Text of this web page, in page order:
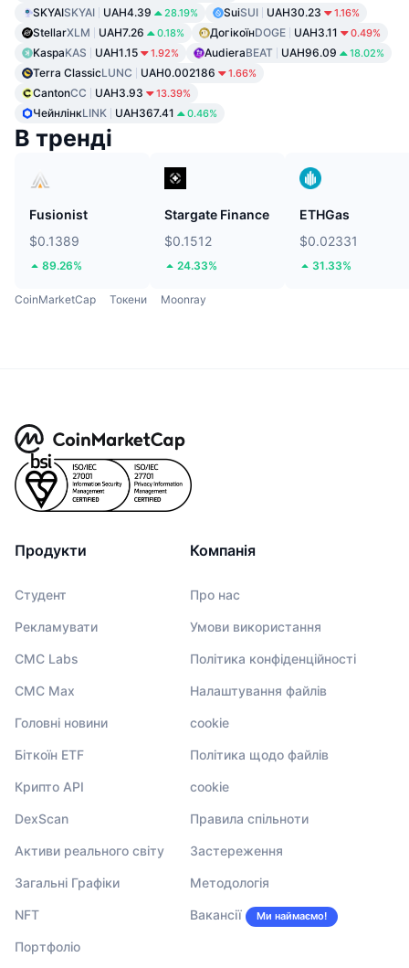
SKYAISKYAI UAH4.39 28.19% SuiSUI UAH30.23 1.16%
StellarXLM UAH7.26 0.18% ДогікоїнDOGE UAH3.11 0.49%
KaspaKAS UAH1.15 1.92% AudieraBEAT UAH96.09 18.02%
Terra ClassicLUNC UAH0.002186 1.66%
CantonCC UAH3.93 13.39%
ЧейнлінкLINK UAH367.41 0.46%
В тренді
Fusionist
$0.1389
89.26%
Stargate Finance
$0.1512
24.33%
ETHGas
$0.02331
31.33%
CoinMarketCap Токени Moonray
Продукти
Студент
Рекламувати
CMC Labs
CMC Max
Головні новини
Біткоїн ETF
Крипто API
DexScan
Активи реального світу
Загальні Графіки
NFT
Портфоліо
Компанія
Про нас
Умови використання
Політика конфіденційності
Налаштування файлів
cookie
Політика щодо файлів
cookie
Правила спільноти
Застереження
Методологія
Вакансії Ми наймаємо!